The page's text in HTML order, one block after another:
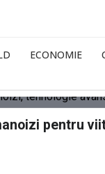
ECONOMIE
pentru